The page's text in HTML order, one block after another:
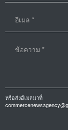
หรือส่งอีเมลมาที่